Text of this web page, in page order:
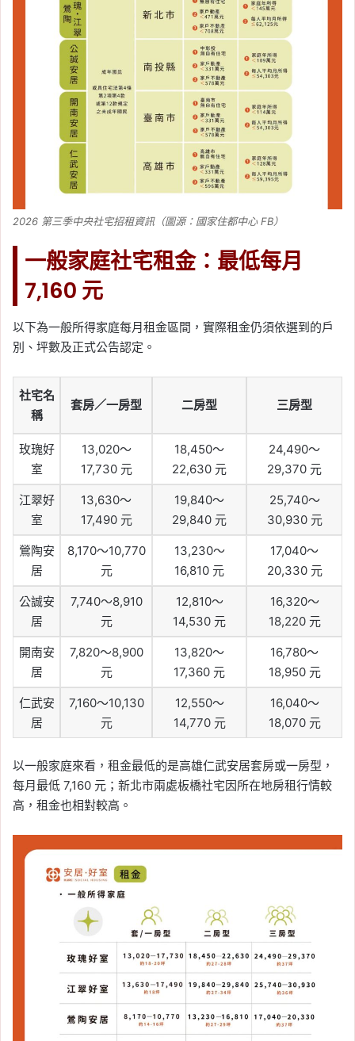
2026 第三季中央社宅招租資訊（圖源：國家住都中心 FB）
一般家庭社宅租金：最低每月
7,160 元
以下為一般所得家庭每月租金區間，實際租金仍須依選到的戶
別、坪數及正式公告認定。
社宅名
稱
套房／一房型 二房型 三房型
玫瑰好
室
13,020～
17,730 元
18,450～
22,630 元
24,490～
29,370 元
江翠好
室
13,630～
17,490 元
19,840～
29,840 元
25,740～
30,930 元
鶯陶安
居
8,170～10,770
元
13,230～
16,810 元
17,040～
20,330 元
公誠安
居
7,740～8,910
元
12,810～
14,530 元
16,320～
18,220 元
開南安
居
7,820～8,900
元
13,820～
17,360 元
16,780～
18,950 元
仁武安
居
7,160～10,130
元
12,550～
14,770 元
16,040～
18,070 元
以一般家庭來看，租金最低的是高雄仁武安居套房或一房型，
每月最低 7,160 元；新北市兩處板橋社宅因所在地房租行情較
高，租金也相對較高。